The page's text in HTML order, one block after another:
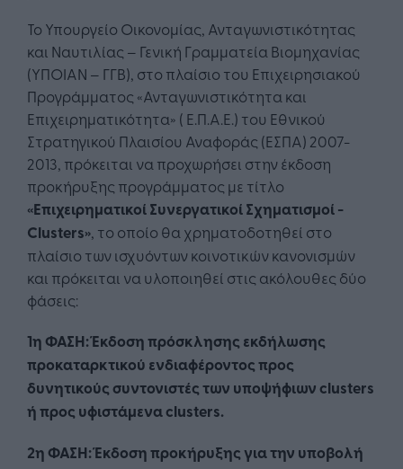
Το Υπουργείο Οικονομίας, Ανταγωνιστικότητας
και Ναυτιλίας – Γενική Γραμματεία Βιομηχανίας
(ΥΠΟΙΑΝ – ΓΓΒ), στο πλαίσιο του Επιχειρησιακού
Προγράμματος «Ανταγωνιστικότητα και
Επιχειρηματικότητα» ( Ε.Π.Α.Ε.) του Εθνικού
Στρατηγικού Πλαισίου Αναφοράς (ΕΣΠΑ) 2007-
2013, πρόκειται να προχωρήσει στην έκδοση
προκήρυξης προγράμματος με τίτλο
«Επιχειρηματικοί Συνεργατικοί Σχηματισμοί -
Clusters», το οποίο θα χρηματοδοτηθεί στο
πλαίσιο των ισχυόντων κοινοτικών κανονισμών
και πρόκειται να υλοποιηθεί στις ακόλουθες δύο
φάσεις:
1η ΦΑΣΗ: Έκδοση πρόσκλησης εκδήλωσης
προκαταρκτικού ενδιαφέροντος προς
δυνητικούς συντονιστές των υποψήφιων clusters
ή προς υφιστάμενα clusters.
2η ΦΑΣΗ: Έκδοση προκήρυξης για την υποβολή